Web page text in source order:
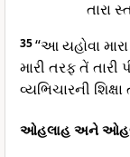
તારા
35“આ યહોવા
મારી તરફ તેં તારી
વ્યભિચારની
ઓહલાહ અને